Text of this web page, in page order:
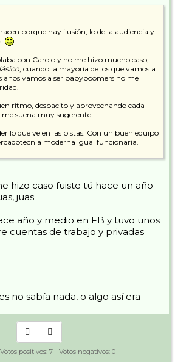
porque hay ilusión, lo de la audiencia y
con Carolo y no me hizo mucho caso,
, cuando la mayoría de los que vamos a
años vamos a ser babyboomers no me
ritmo, despacito y aprovechando cada
suena muy sugerente.
lo que ve en las pistas. Con un buen equipo
moderna igual funcionaría.
montar eso y un equipo humano del
hizo caso fuiste tú hace un año
juas
año y medio en FB y tuvo unos
cuentas de trabajo y privadas
no sabía nada, o algo así era
positivos: 7 - Votos negativos: 0